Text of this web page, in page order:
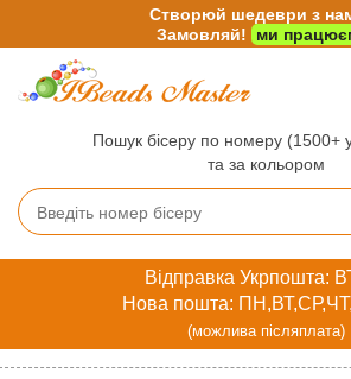
Пошук бісеру по номеру (1500+
та за кольором
Відправка Укрпошта:
Нова пошта:
(можлива післяплата)
Створюй шедеври з
Замовляй!
ми